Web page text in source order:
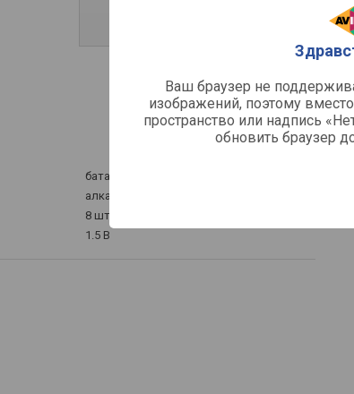
Ваш браузер не
изображений, поэтому
пространство или надпись
обновить браузер
батарейка AA
алкалиновая
8 шт
1.5 В